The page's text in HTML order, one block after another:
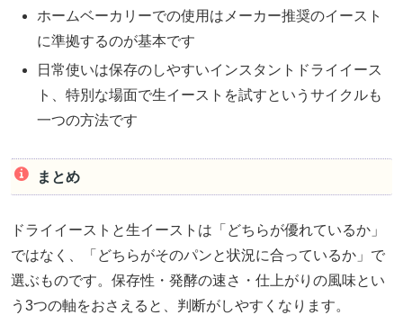
ホームベーカリーでの使用はメーカー推奨のイースト
に準拠するのが基本です
日常使いは保存のしやすいインスタントドライイース
ト、特別な場面で生イーストを試すというサイクルも
一つの方法です
まとめ
ドライイーストと生イーストは「どちらが優れているか」
ではなく、「どちらがそのパンと状況に合っているか」で
選ぶものです。保存性・発酵の速さ・仕上がりの風味とい
う3つの軸をおさえると、判断がしやすくなります。